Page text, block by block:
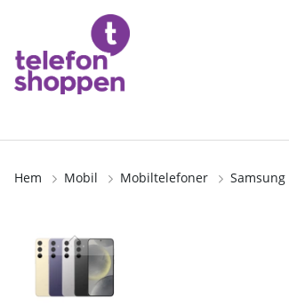
Hem Mobil Mobiltelefoner Samsung
Produktbilder